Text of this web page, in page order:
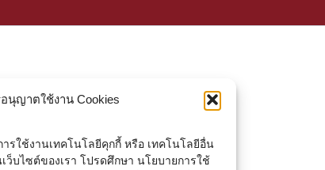
นุญาตใช้งาน Cookies
ารใช้งานเทคโนโลยีคุกกี้ หรือ เทคโนโลยีอื่น
บไซต์ของเรา โปรดศึกษา นโยบายการใช้